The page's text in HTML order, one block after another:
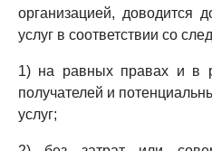
организацией, доводится
услуг в соответствии со
1) на равных правах и в
получателей и
услуг;